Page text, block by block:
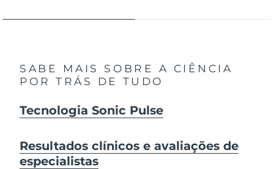
SABE MAIS SOBRE A CIÊNCIA
POR TRÁS DE TUDO
Tecnologia Sonic Pulse
Resultados clínicos e avaliações de
especialistas